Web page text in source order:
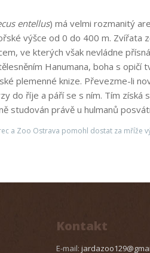
entellus) má velmi rozmanitý
výšce od 0 do 400 m.
ve kterých však nevládne
Hanumana, boha s
plemenné knize. Převezme-li
do říje a páří se s ním. Tím
studován právě u hulmanů
a Zoo Ostrava pomohl dostat za mříže
Kontakt
E-mail: